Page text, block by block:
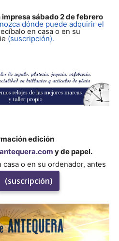
sábado 2 de febrero
dónde puede adquirir el
en casa o en su
(suscripción).
edición
y de papel.
casa o en su ordenador, antes
(suscripción)